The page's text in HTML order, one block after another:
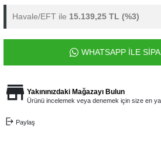
Havale/EFT ile 15.139,25 TL (%3)
WHATSAPP İLE
Yakınınızdaki Mağazayı Bulun
Ürünü incelemek veya denemek için size en
Paylaş